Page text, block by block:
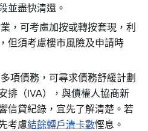
並盡快清還。
，可考慮加按或轉按套現，利
但須考慮樓市風險及申請時
項債務，可尋求債務舒緩計劃
排（IVA），與債權人協商新
信貸紀錄，宜先了解清楚。若
考慮結餘轉戶清卡數慳息。